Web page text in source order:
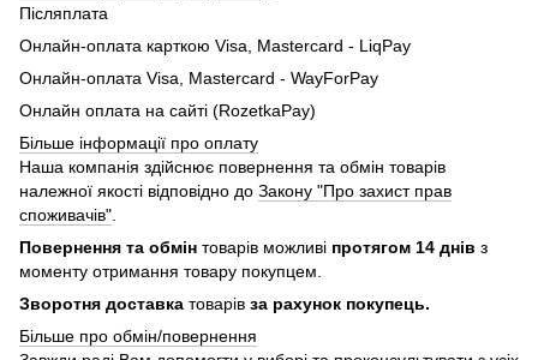
Післяплата
Онлайн-оплата карткою Visa, Mastercard - LiqPay
Онлайн-оплата Visa, Mastercard - WayForPay
Онлайн оплата на сайті (RozetkaPay)
Більше інформації про оплату
Наша компанія здійснює повернення та обмін товарів
належної якості відповідно до Закону "Про захист прав
споживачів"
Повернення та обмін товарів можливі протягом 14 днів з
моменту отримання товару покупцем.
Зворотня доставка товарів за рахунок покупець.
Більше про обмін/повернення